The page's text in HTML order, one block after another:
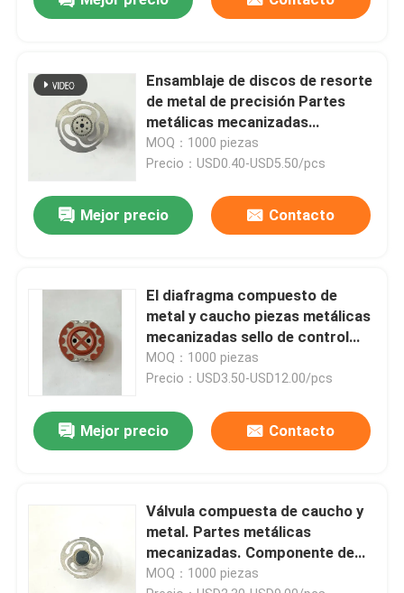
Ensamblaje de discos de resorte
de metal de precisión Partes
metálicas mecanizadas
Componente de control de
automóviles
MOQ：1000 piezas
Precio：USD0.40-USD5.50/pcs
Mejor precio Contacto
El diafragma compuesto de
metal y caucho piezas metálicas
mecanizadas sello de control
automotriz
MOQ：1000 piezas
Precio：USD3.50-USD12.00/pcs
Mejor precio Contacto
Válvula compuesta de caucho y
metal. Partes metálicas
mecanizadas. Componente de
control de automóviles.
MOQ：1000 piezas